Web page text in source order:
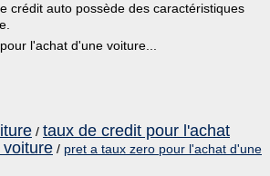
crédit auto possède des caractéristiques
l'achat d'une voiture...
/ taux de credit pour l'achat
/ pret a taux zero pour l'achat d'une